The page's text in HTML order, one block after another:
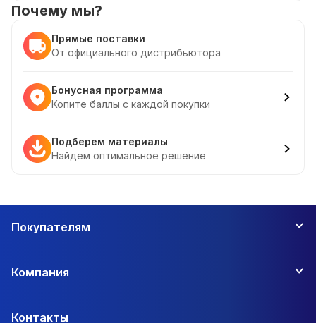
Почему мы?
Прямые поставки
От официального дистрибьютора
Бонусная программа
Копите баллы с каждой покупки
Подберем материалы
Найдем оптимальное решение
Покупателям
Компания
Контакты